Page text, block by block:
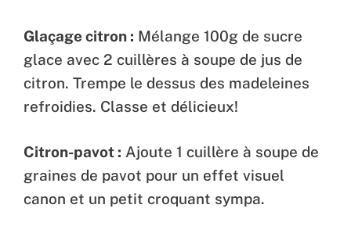
Glaçage citron : Mélange 100g de sucre
glace avec 2 cuillères à soupe de jus de
citron. Trempe le dessus des madeleines
refroidies. Classe et délicieux!
Citron-pavot : Ajoute 1 cuillère à soupe de
graines de pavot pour un effet visuel
canon et un petit croquant sympa.